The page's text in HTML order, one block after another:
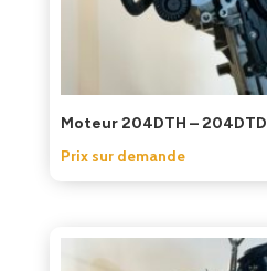
Moteur 204DTH – 204DTD
Prix sur demande